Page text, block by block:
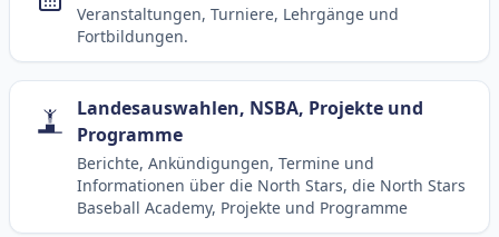
Veranstaltungen, Turniere, Lehrgänge und
Fortbildungen.
Landesauswahlen, NSBA, Projekte und
Programme
Berichte, Ankündigungen, Termine und
Informationen über die North Stars, die North Stars
Baseball Academy, Projekte und Programme